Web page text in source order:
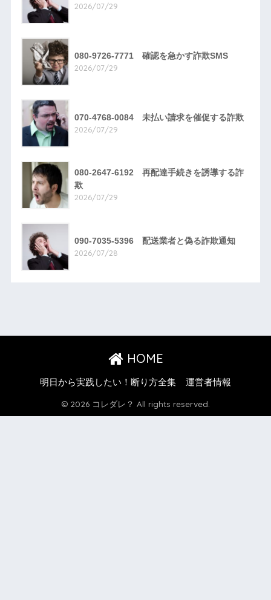
2026/07/29
080-9726-7771 確認を急かす詐欺SMS
2026/07/29
070-4768-0084 未払い請求を催促する詐欺
2026/07/29
080-2647-6192 再配達手続きを誘導する詐
欺
2026/07/29
090-7035-5396 配送業者と偽る詐欺通知
2026/07/28
HOME
明日から実践したい！断り方全集 運営者情報
© 2026 コレダレ？ All rights reserved.